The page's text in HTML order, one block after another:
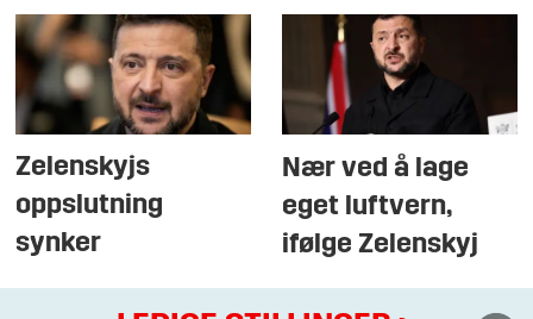
Zelenskyjs
oppslutning
synker
Nær ved å lage
eget luftvern,
ifølge Zelenskyj